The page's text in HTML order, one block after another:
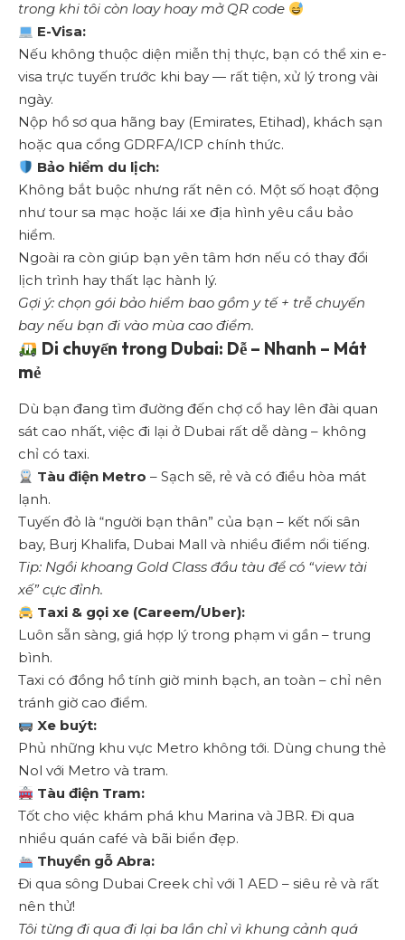
trong khi tôi còn loay hoay mở QR code
E-Visa:
Nếu không thuộc diện miễn thị thực, bạn có thể xin e-
visa trực tuyến trước khi bay — rất tiện, xử lý trong vài
ngày.
Nộp hồ sơ qua hãng bay (Emirates, Etihad), khách sạn
hoặc qua cổng GDRFA/ICP chính thức.
Bảo hiểm du lịch:
Không bắt buộc nhưng rất nên có. Một số hoạt động
như tour sa mạc hoặc lái xe địa hình yêu cầu bảo
hiểm.
Ngoài ra còn giúp bạn yên tâm hơn nếu có thay đổi
lịch trình hay thất lạc hành lý.
Gợi ý: chọn gói bảo hiểm bao gồm y tế + trễ chuyến
bay nếu bạn đi vào mùa cao điểm.
Di chuyển trong Dubai: Dễ – Nhanh – Mát
mẻ
Dù bạn đang tìm đường đến chợ cổ hay lên đài quan
sát cao nhất, việc đi lại ở Dubai rất dễ dàng – không
chỉ có taxi.
Tàu điện Metro – Sạch sẽ, rẻ và có điều hòa mát
lạnh.
Tuyến đỏ là “người bạn thân” của bạn – kết nối sân
bay, Burj Khalifa, Dubai Mall và nhiều điểm nổi tiếng.
Tip: Ngồi khoang Gold Class đầu tàu để có “view tài
xế” cực đỉnh.
Taxi & gọi xe (Careem/Uber):
Luôn sẵn sàng, giá hợp lý trong phạm vi gần – trung
bình.
Taxi có đồng hồ tính giờ minh bạch, an toàn – chỉ nên
tránh giờ cao điểm.
Xe buýt:
Phủ những khu vực Metro không tới. Dùng chung thẻ
Nol với Metro và tram.
Tàu điện Tram:
Tốt cho việc khám phá khu Marina và JBR. Đi qua
nhiều quán café và bãi biển đẹp.
Thuyền gỗ Abra:
Đi qua sông Dubai Creek chỉ với 1 AED – siêu rẻ và rất
nên thử!
Tôi từng đi qua đi lại ba lần chỉ vì khung cảnh quá